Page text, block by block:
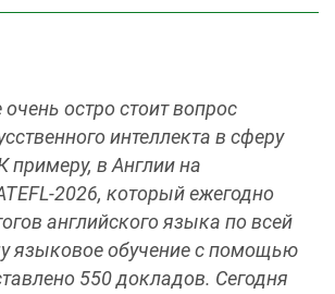
остро стоит вопрос
интеллекта в сферу
примеру, в Англии на
2026, который ежегодно
английского языка по всей
языковое обучение с помощью
550 докладов. Сегодня